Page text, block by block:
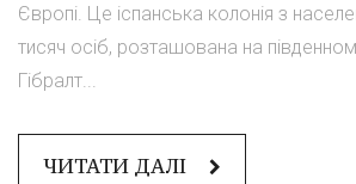
Європі. Це іспанська колонія з
тисяч осіб, розташована на
Гібралт...
ЧИТАТИ ДАЛІ